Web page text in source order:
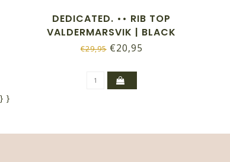
DEDICATED. •• RIB TOP
VALDERMARSVIK | BLACK
€29,95€20,95
} }